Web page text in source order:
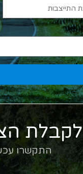
לקבלת
התקשרו